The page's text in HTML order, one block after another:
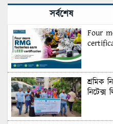
সর্বশেষ
Four
শ্রমিক
নিটেক্স